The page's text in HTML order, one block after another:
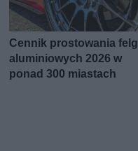
Cennik prostowania felg
aluminiowych 2026 w
ponad 300 miastach